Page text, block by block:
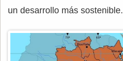
un desarrollo más sostenible.